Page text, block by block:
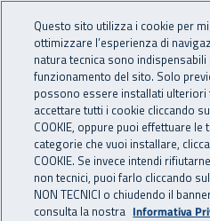
INAIL -
Navigazione
Navigazione - Ti trovi in:
Home Inail comunica News
08 luglio 2020
Questo sito utilizza i cookie per
ottimizzare l’esperienza di
natura tecnica sono
funzionamento del sito. Solo
possono essere installati ulteriori
accettare tutti i cookie cliccando
COOKIE, oppure puoi effettuare
categorie che vuoi installare,
COOKIE. Se invece intendi
non tecnici, puoi farlo cliccando sul
NON TECNICI o chiudendo il
consulta la nostra Informativa